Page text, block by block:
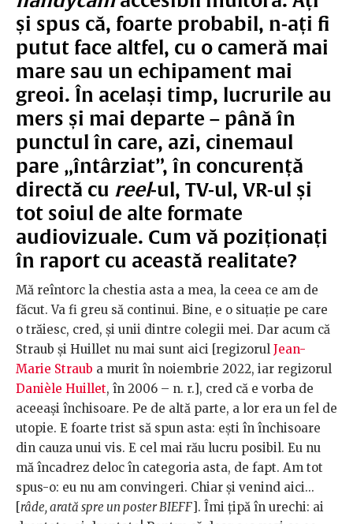
și spus că, foarte probabil, n-ați fi
putut face altfel, cu o cameră mai
mare sau un echipament mai
greoi. În același timp, lucrurile au
mers și mai departe – până în
punctul în care, azi, cinemaul
pare „întârziat”, în concurență
directă cu reel-ul, TV-ul, VR-ul și
tot soiul de alte formate
audiovizuale. Cum vă poziționați
în raport cu această realitate?
Mă reîntorc la chestia asta a mea, la ceea ce am de
făcut. Va fi greu să continui. Bine, e o situație pe care
o trăiesc, cred, și unii dintre colegii mei. Dar acum că
Straub și Huillet nu mai sunt aici [regizorul Jean-
Marie Straub a murit în noiembrie 2022, iar regizorul
Danièle Huillet, în 2006 – n. r.], cred că e vorba de
aceeași închisoare. Pe de altă parte, a lor era un fel de
utopie. E foarte trist să spun asta: ești în închisoare
din cauza unui vis. E cel mai rău lucru posibil. Eu nu
mă încadrez deloc în categoria asta, de fapt. Am tot
spus-o: eu nu am convingeri. Chiar și venind aici...
râde, arată spre un poster BIEFF ]. Îmi țipă în urechi: ai